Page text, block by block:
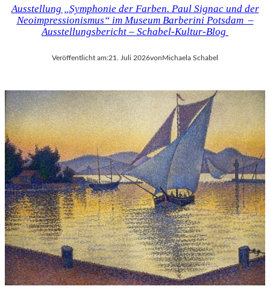
Ausstellung „Symphonie der Farben. Paul Signac und der
Neoimpressionismus“ im Museum Barberini Potsdam –
Ausstellungsbericht – Schabel-Kultur-Blog
Veröffentlicht am:21. Juli 2026vonMichaela Schabel